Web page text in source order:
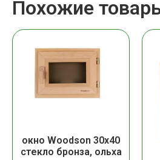
Похожие
окно Woodson 30х40
стекло бронза, ольха